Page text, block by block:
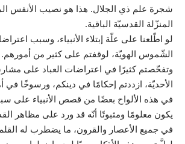
شجرة علم ذي الجلال. هذا هو نصيب الأنفس
المنزّلة القدسيّة الباقية.
لو اطّلعنا على علّة إبتلاء الأنبياء، وسبب
الشّموس الهويّة، لوقفتم على كثير من
وتفحّصتم كثيرًا في اعتراضات العباد على
الأحديّة، ازددتم إحكامًا في دينكم، ورسوخًا في
في هذه الألواح بعضًا من قصص الأنبياء على
يكون معلومًا ومثبوتًا أنّه قد ورد على مظاهر
في جميع الأعصار والقرون، ما يضطرب له